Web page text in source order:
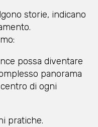
storie, indicano
possa diventare
panorama
di ogni
pratiche.